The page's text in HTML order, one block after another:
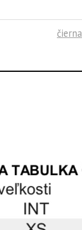
čierna